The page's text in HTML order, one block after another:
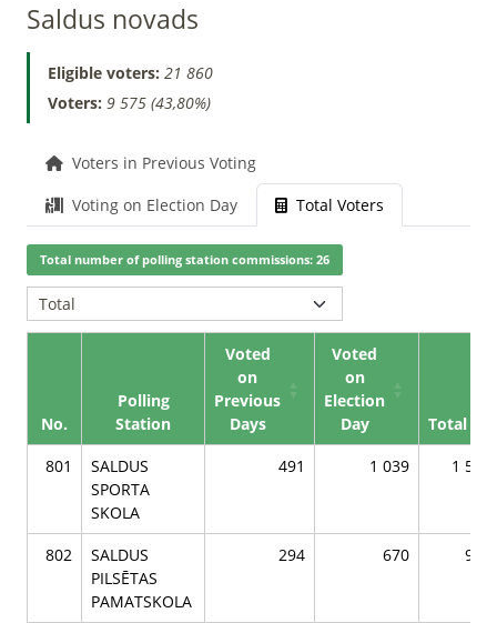
Saldus novads
Eligible voters: 21 860
Voters: 9 575 (43,80%)
Voters in Previous Voting
Voting on Election Day
Total Voters
Total number of polling station commissions: 26
No.
Polling
Station
Voted
on
Previous
Days
Voted
on
Election
Day
Total
801
SALDUS
SPORTA
SKOLA
491 1 039 1 530
802
SALDUS
PILSĒTAS
PAMATSKOLA
294 670 964